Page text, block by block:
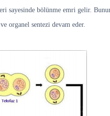
bölünme emri gelir.
organel sentezi devam eder.